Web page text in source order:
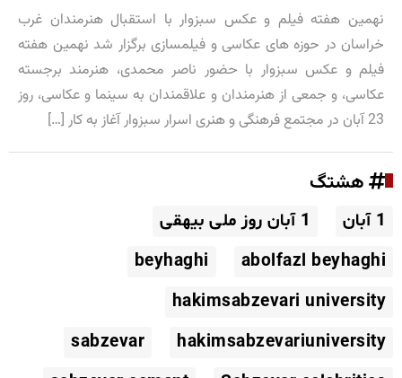
️نهمین هفته فیلم و عکس سبزوار با استقبال هنرمندان غرب
خراسان در حوزه های عکاسی و فیلمسازی برگزار شد نهمین هفته
فیلم و عکس سبزوار با حضور ناصر محمدی، هنرمند برجسته
عکاسی، و جمعی از هنرمندان و علاقمندان به سینما و عکاسی، روز
23 آبان در مجتمع فرهنگی و هنری اسرار سبزوار آغاز به کار […]
هشتگ
1 آبان
1 آبان روز ملی بیهقی
abolfazl beyhaghi
beyhaghi
hakimsabzevari university
hakimsabzevariuniversity
sabzevar